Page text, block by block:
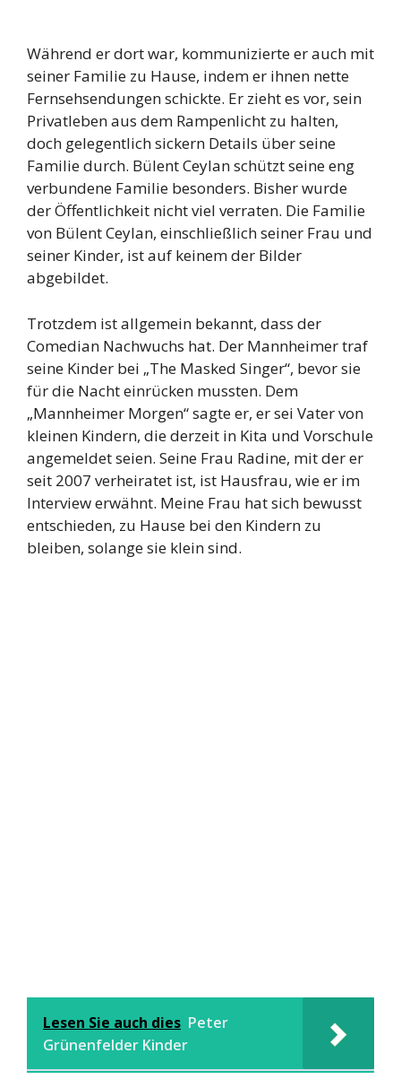
Während er dort war, kommunizierte er auch mit
seiner Familie zu Hause, indem er ihnen nette
Fernsehsendungen schickte. Er zieht es vor, sein
Privatleben aus dem Rampenlicht zu halten,
doch gelegentlich sickern Details über seine
Familie durch. Bülent Ceylan schützt seine eng
verbundene Familie besonders. Bisher wurde
der Öffentlichkeit nicht viel verraten. Die Familie
von Bülent Ceylan, einschließlich seiner Frau und
seiner Kinder, ist auf keinem der Bilder
abgebildet.
Trotzdem ist allgemein bekannt, dass der
Comedian Nachwuchs hat. Der Mannheimer traf
seine Kinder bei „The Masked Singer“, bevor sie
für die Nacht einrücken mussten. Dem
„Mannheimer Morgen“ sagte er, er sei Vater von
kleinen Kindern, die derzeit in Kita und Vorschule
angemeldet seien. Seine Frau Radine, mit der er
seit 2007 verheiratet ist, ist Hausfrau, wie er im
Interview erwähnt. Meine Frau hat sich bewusst
entschieden, zu Hause bei den Kindern zu
bleiben, solange sie klein sind.
Lesen Sie auch dies Peter
Grünenfelder Kinder